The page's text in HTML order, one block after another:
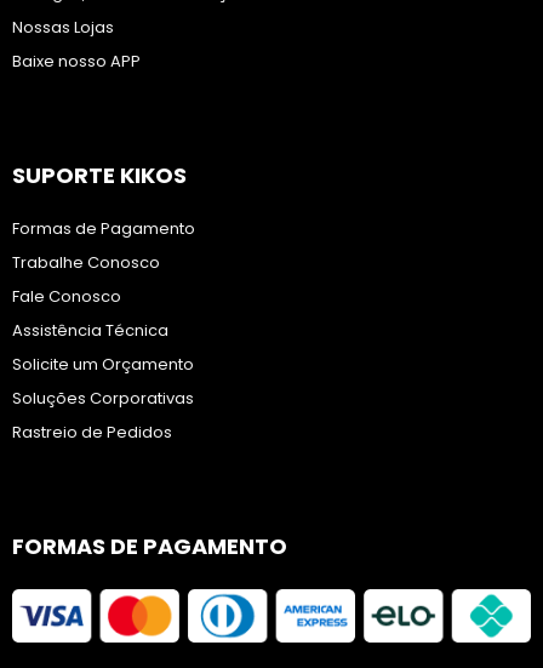
Nossas Lojas
Baixe nosso APP
SUPORTE KIKOS
Formas de Pagamento
Trabalhe Conosco
Fale Conosco
Assistência Técnica
Solicite um Orçamento
Soluções Corporativas
Rastreio de Pedidos
FORMAS DE PAGAMENTO